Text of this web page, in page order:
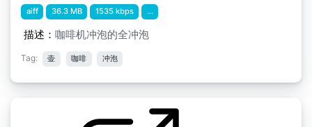
aiff 36.3 MB 1535 kbps ...
描述： 咖啡机冲泡的全冲泡
Tag: 壶 咖啡 冲泡